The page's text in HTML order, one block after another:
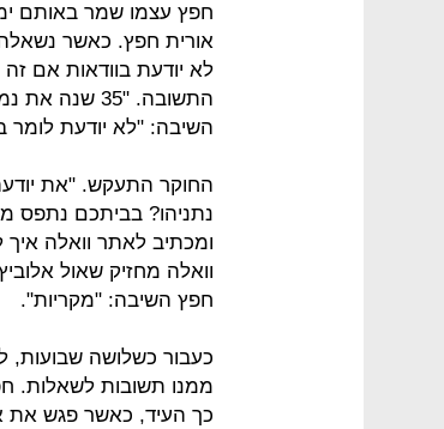
חפץ עצמו שמר באותם
אורית חפץ. כאשר
לא יודעת בוודאות אם
התשובה.
השיבה: "לא יודעת לומר
החוקר התעקש. "את
נתניהו? בביתכם נתפס
ומכתיב לאתר וואלה
וואלה מחזיק שאול
חפץ השיבה: "מקריות".
כעבור כשלושה
ממנו תשובות לשאלות.
כך העיד, כאשר פגש את